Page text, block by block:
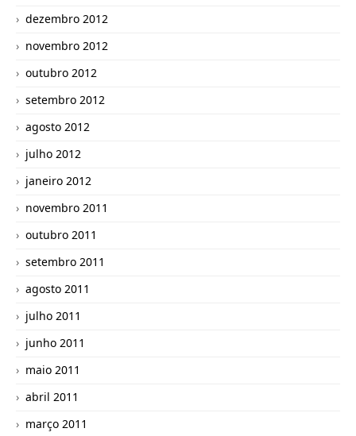
dezembro 2012
novembro 2012
outubro 2012
setembro 2012
agosto 2012
julho 2012
janeiro 2012
novembro 2011
outubro 2011
setembro 2011
agosto 2011
julho 2011
junho 2011
maio 2011
abril 2011
março 2011